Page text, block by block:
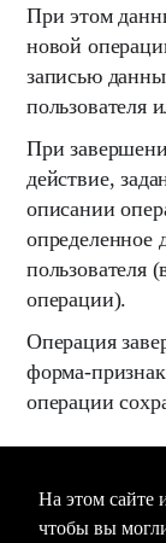
На этом сайте
чтобы вы
При этом
новой
записью
пользователя
При
действие,
описании
определенное
пользователя
операции).
Операция
форма-
операции
(0